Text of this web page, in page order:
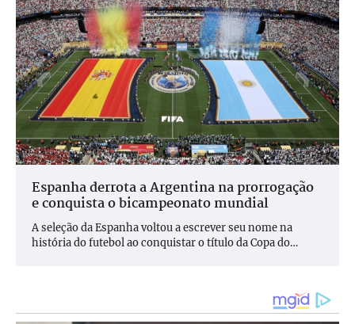
Espanha derrota a Argentina na prorrogação
e conquista o bicampeonato mundial
A seleção da Espanha voltou a escrever seu nome na
história do futebol ao conquistar o título da Copa do…